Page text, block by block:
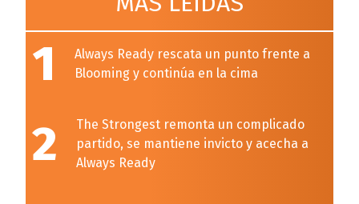
1
Always Ready rescata un punto frente a
Blooming y continúa en la cima
2
The Strongest remonta un complicado
partido, se mantiene invicto y acecha a
Always Ready